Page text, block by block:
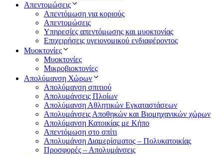
Απεντομώσεις
Απεντόμωση για κοριούς
Απεντομώσεις
Υπηρεσίες απεντόμωσης και μυοκτονίας
Επιχειρήσεις υγειονομικού ενδιαφέροντος
Μυοκτονίες
Μυοκτονίες
Μικροβιοκτονίες
Απολύμανση Χώρων
Απολύμανση σπιτιού
Απολυμάνσεις Πλοίων
Απολύμανση Αθλητικών Εγκαταστάσεων
Απολυμάνσεις Αποθηκών και Βιομηχανικών χώρων
Απολύμανση Κατοικίας με Κήπο
Απεντόμωση στο σπίτι
Απολυμάνση Διαμερίσματος – Πολυκατοικίας
Προσφορές – Απολυμάνσεις